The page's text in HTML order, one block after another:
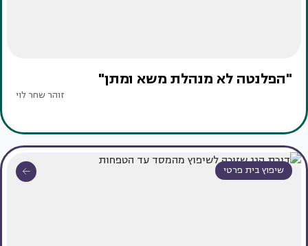
"הפלנטה לא מנהלת משא ומתן"
זוהר שחר לוי
שיפוץ בית פרטי